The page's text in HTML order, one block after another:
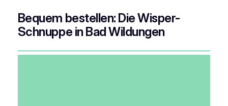
Bequem bestellen: Die Wisper-
Schnuppe in Bad Wildungen